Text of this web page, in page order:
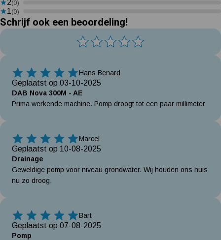
2(0)
1 (0)
Schrijf ook een beoordeling!
5 Sterren Hans Benard
Geplaatst op 03-10-2025
DAB Nova 300M - AE
Prima werkende machine. Pomp droogt tot een paar millimeter
5 Sterren Marcel
Geplaatst op 10-08-2025
Drainage
Geweldige pomp voor niveau grondwater. Wij houden ons huis
nu zo droog.
5 Sterren Bart
Geplaatst op 07-08-2025
Pomp